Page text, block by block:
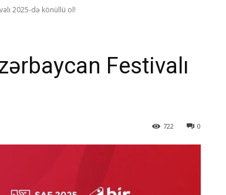
2025-də könüllü ol!
Festivalı
0
722